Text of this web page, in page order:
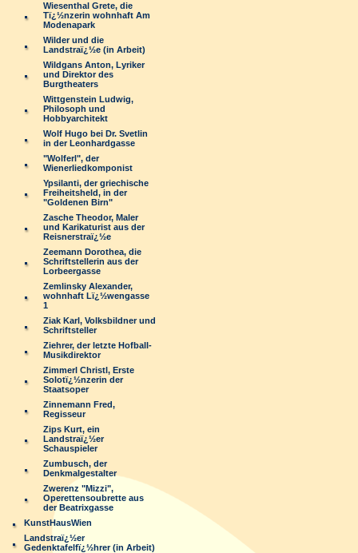
Wiesenthal Grete, die
Tï¿½nzerin wohnhaft Am
Modenapark
Wilder und die
Landstraï¿½e (in Arbeit)
Wildgans Anton, Lyriker
und Direktor des
Burgtheaters
Wittgenstein Ludwig,
Philosoph und
Hobbyarchitekt
Wolf Hugo bei Dr. Svetlin
in der Leonhardgasse
"Wolferl", der
Wienerliedkomponist
Ypsilanti, der griechische
Freiheitsheld, in der
"Goldenen Birn"
Zasche Theodor, Maler
und Karikaturist aus der
Reisnerstraï¿½e
Zeemann Dorothea, die
Schriftstellerin aus der
Lorbeergasse
Zemlinsky Alexander,
wohnhaft Lï¿½wengasse
1
Ziak Karl, Volksbildner und
Schriftsteller
Ziehrer, der letzte Hofball-
Musikdirektor
Zimmerl Christl, Erste
Solotï¿½nzerin der
Staatsoper
Zinnemann Fred,
Regisseur
Zips Kurt, ein
Landstraï¿½er
Schauspieler
Zumbusch, der
Denkmalgestalter
Zwerenz "Mizzi",
Operettensoubrette aus
der Beatrixgasse
KunstHausWien
Landstraï¿½er
Gedenktafelfï¿½hrer (in Arbeit)